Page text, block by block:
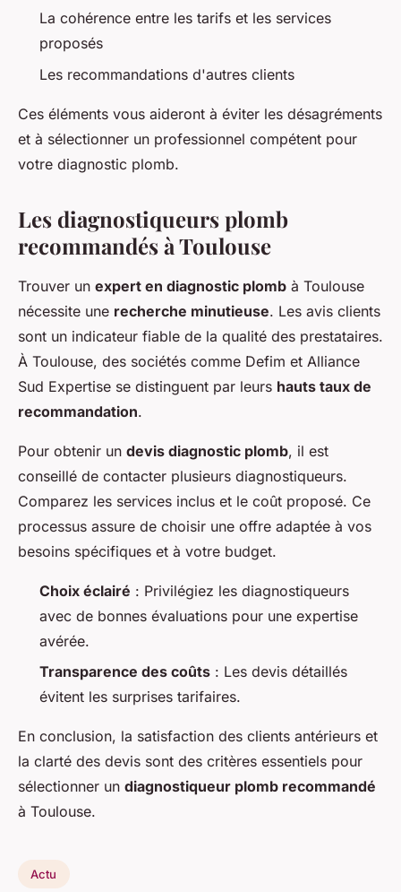
La cohérence entre les tarifs et les services
proposés
Les recommandations d'autres clients
Ces éléments vous aideront à éviter les désagréments
et à sélectionner un professionnel compétent pour
votre diagnostic plomb.
Les diagnostiqueurs plomb
recommandés à Toulouse
Trouver un expert en diagnostic plomb à Toulouse
nécessite une recherche minutieuse. Les avis clients
sont un indicateur fiable de la qualité des prestataires.
À Toulouse, des sociétés comme Defim et Alliance
Sud Expertise se distinguent par leurs hauts taux de
recommandation.
Pour obtenir un devis diagnostic plomb, il est
conseillé de contacter plusieurs diagnostiqueurs.
Comparez les services inclus et le coût proposé. Ce
processus assure de choisir une offre adaptée à vos
besoins spécifiques et à votre budget.
Choix éclairé : Privilégiez les diagnostiqueurs
avec de bonnes évaluations pour une expertise
avérée.
Transparence des coûts : Les devis détaillés
évitent les surprises tarifaires.
En conclusion, la satisfaction des clients antérieurs et
la clarté des devis sont des critères essentiels pour
sélectionner un diagnostiqueur plomb recommandé
à Toulouse.
Actu